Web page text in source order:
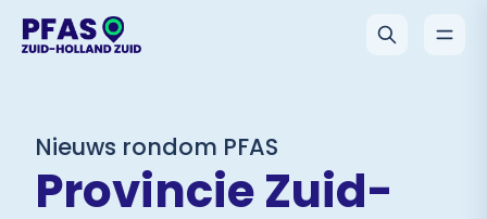
Nieuws rondom PFAS
Provincie Zuid-